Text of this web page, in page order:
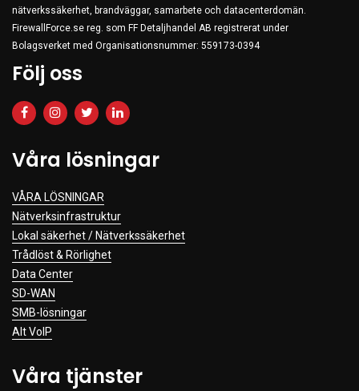
nätverkssäkerhet, brandväggar, samarbete och datacenterdomän.
FirewallForce.se reg. som FF Detaljhandel AB registrerat under
Bolagsverket med Organisationsnummer: 559173-0394
Följ oss
Våra lösningar
VÅRA LÖSNINGAR
Nätverksinfrastruktur
Lokal säkerhet / Nätverkssäkerhet
Trådlöst & Rörlighet
Data Center
SD-WAN
SMB-lösningar
Alt VoIP
Våra tjänster